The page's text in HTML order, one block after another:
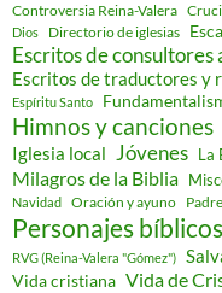
Controversia Reina-Valera
Dios Directorio de iglesias
Escritos de
Escritos de traductores y
Espíritu Santo
Himnos y canciones
Iglesia local Jóvenes La
Milagros de la Biblia
Navidad Oración y ayuno
Personajes bíblicos
RVG (Reina-Valera "Gómez")
Vida cristiana Vida de